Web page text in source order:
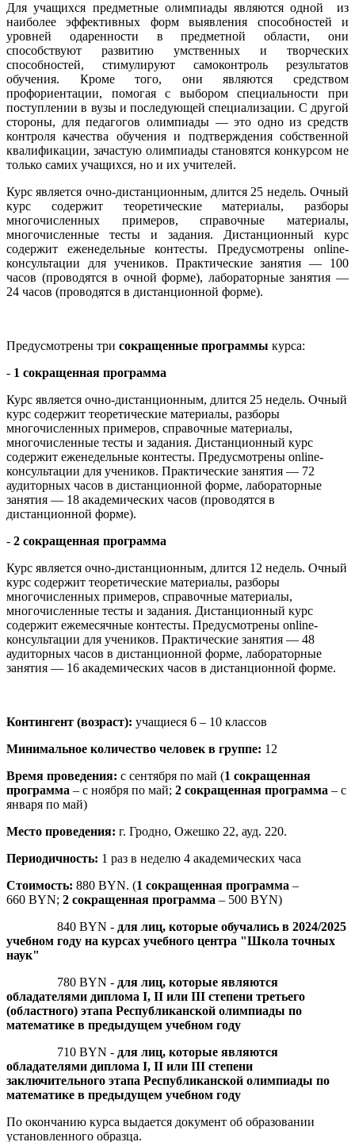
Для учащихся предметные олимпиады являются одной из
наиболее эффективных форм выявления способностей и
уровней одаренности в предметной области, они
способствуют развитию умственных и творческих
способностей, стимулируют самоконтроль результатов
обучения. Кроме того, они являются средством
профориентации, помогая с выбором специальности при
поступлении в вузы и последующей специализации. С другой
стороны, для педагогов олимпиады — это одно из средств
контроля качества обучения и подтверждения собственной
квалификации, зачастую олимпиады становятся конкурсом не
только самих учащихся, но и их учителей.
Курс является очно-дистанционным, длится 25 недель. Очный
курс содержит теоретические материалы, разборы
многочисленных примеров, справочные материалы,
многочисленные тесты и задания. Дистанционный курс
содержит еженедельные контесты. Предусмотрены online-
консультации для учеников. Практические занятия — 100
часов (проводятся в очной форме), лабораторные занятия —
24 часов (проводятся в дистанционной форме).
Предусмотрены три сокращенные программы курса:
- 1 сокращенная программа
Курс является очно-дистанционным, длится 25 недель. Очный
курс содержит теоретические материалы, разборы
многочисленных примеров, справочные материалы,
многочисленные тесты и задания. Дистанционный курс
содержит еженедельные контесты. Предусмотрены online-
консультации для учеников. Практические занятия — 72
аудиторных часов в дистанционной форме, лабораторные
занятия — 18 академических часов (проводятся в
дистанционной форме).
- 2 сокращенная программа
Курс является очно-дистанционным, длится 12 недель. Очный
курс содержит теоретические материалы, разборы
многочисленных примеров, справочные материалы,
многочисленные тесты и задания. Дистанционный курс
содержит ежемесячные контесты. Предусмотрены online-
консультации для учеников. Практические занятия — 48
аудиторных часов в дистанционной форме, лабораторные
занятия — 16 академических часов в дистанционной форме.
Контингент (возраст): учащиеся 6 – 10 классов
Минимальное количество человек в группе: 12
Время проведения: с сентября по май (1 сокращенная
программа – с ноября по май; 2 сокращенная программа – с
января по май)
Место проведения: г. Гродно, Ожешко 22, ауд. 220.
Периодичность: 1 раз в неделю 4 академических часа
Стоимость: 880 BYN. (1 сокращенная программа –
660 BYN; 2 сокращенная программа – 500 BYN)
840 BYN - для лиц, которые обучались в 2024/2025
учебном году на курсах учебного центра "Школа точных
наук"
780 BYN - для лиц, которые являются
обладателями диплома I, II или III степени третьего
(областного) этапа Республиканской олимпиады по
математике в предыдущем учебном году
710 BYN - для лиц, которые являются
обладателями диплома I, II или III степени
заключительного этапа Республиканской олимпиады по
математике в предыдущем учебном году
По окончанию курса выдается документ об образовании
установленного образца.